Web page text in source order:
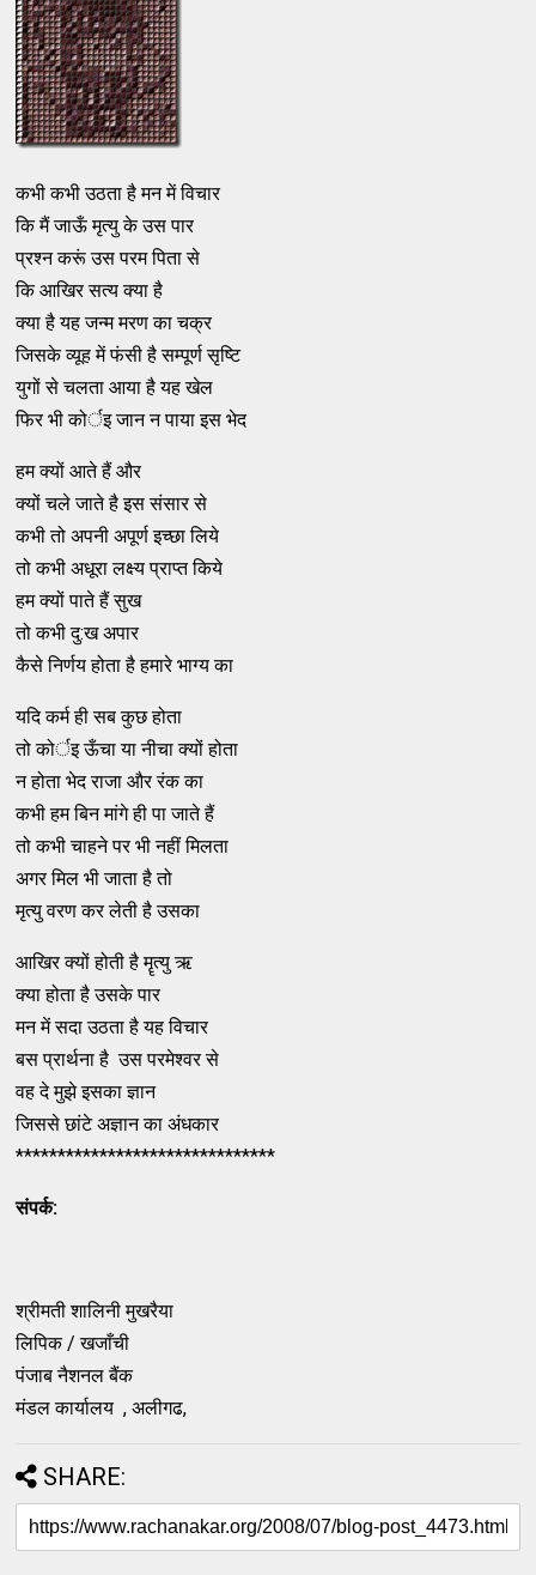
कभी कभी उठता है मन में विचार
कि मैं जाऊँ मृत्यु के उस पार
प्रश्न करूं उस परम पिता से
कि आखिर सत्य क्या है
क्या है यह जन्म मरण का चक्र
जिसके व्यूह में फंसी है सम्पूर्ण सृष्टि
युगों से चलता आया है यह खेल
फिर भी कोर्इ जान न पाया इस भेद
हम क्यों आते हैं और
क्यों चले जाते है इस संसार से
कभी तो अपनी अपूर्ण इच्छा लिये
तो कभी अधूरा लक्ष्य प्राप्त किये
हम क्यों पाते हैं सुख
तो कभी दु:ख अपार
कैसे निर्णय होता है हमारे भाग्य का
यदि कर्म ही सब कुछ होता
तो कोर्इ ऊँचा या नीचा क्यों होता
न होता भेद राजा और रंक का
कभी हम बिन मांगे ही पा जाते हैं
तो कभी चाहने पर भी नहीं मिलता
अगर मिल भी जाता है तो
मृत्यु वरण कर लेती है उसका
आखिर क्यों होती है मॄत्यु ऋ
क्या होता है उसके पार
मन में सदा उठता है यह विचार
बस प्रार्थना है उस परमेश्वर से
वह दे मुझे इसका ज्ञान
जिससे छांटे अज्ञान का अंधकार
*******************************
संपर्क:
श्रीमती शालिनी मुखरैया
लिपिक / खजाँची
पंजाब नैशनल बैंक
मंडल कार्यालय , अलीगढ,
SHARE: